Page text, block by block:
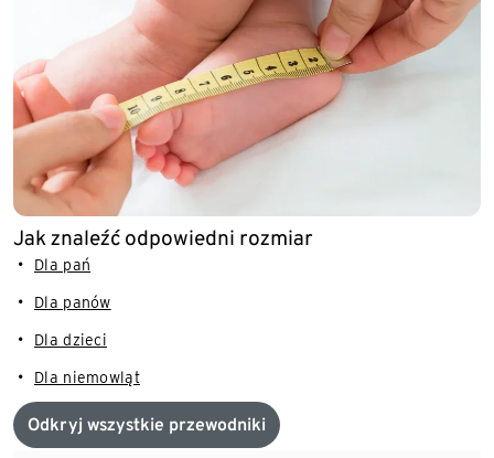
Jak znaleźć odpowiedni rozmiar
Dla pań
Dla panów
Dla dzieci
Dla niemowląt
Odkryj wszystkie przewodniki